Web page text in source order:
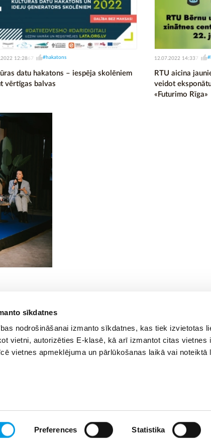
sīkdatnes
nodrošināšanai izmanto sīkdatnes, kas tiek izvietotas
vietni, autorizēties E-klasē, kā arī izmantot citas vietnes
vietnes apmeklējuma un pārlūkošanas laikā vai noteiktā
Preferences Statistika
datu hakatons – iespēja skolēniem
vērtīgas balvas
12:28 67 #hakatons
RTU aicina
veidot
«Futurimo Rīga»
12.07.2022 14:33 7
Biežāk uzdotie jautājumi E-klases lietošanas